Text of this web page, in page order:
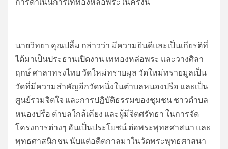
นายวิทยา คุณปลื้ม กล่าวว่า มีความยินดีและเป็นเกียรติที่
ได้มาเป็นประธานเปิดงาน เททองหล่อพระ และวางศิลา
ฤกษ์ ศาลาทรงไทย วัดใหม่ทรายมูล วัดใหม่ทรายมูลเป็น
วัดที่มีความสำคัญอีกวัดหนึ่งในตำบลหนองปรือ และเป็น
ศูนย์รวมจิตใจ และการปฏิบัติธรรมของชุมชน ชาวตำบล
หนองปรือ ตำบลใกล้เคียง และผู้มีจิตศรัทธา ในการจัด
โครงการต่างๆ อันเป็นประโยชน์ ต่อพระพุทธศาสนา และ
พุทธศาสนิกชน นับแต่อดีตกาลมาในวัดพระพุทธศาสนา